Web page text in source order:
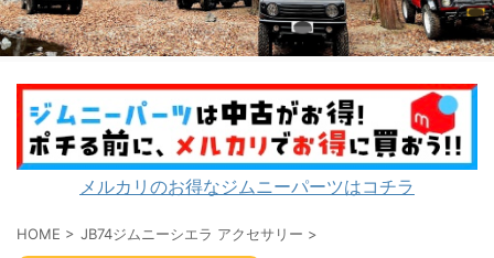
メルカリのお得なジムニーパーツはコチラ
HOME > JB74ジムニーシエラ アクセサリー >